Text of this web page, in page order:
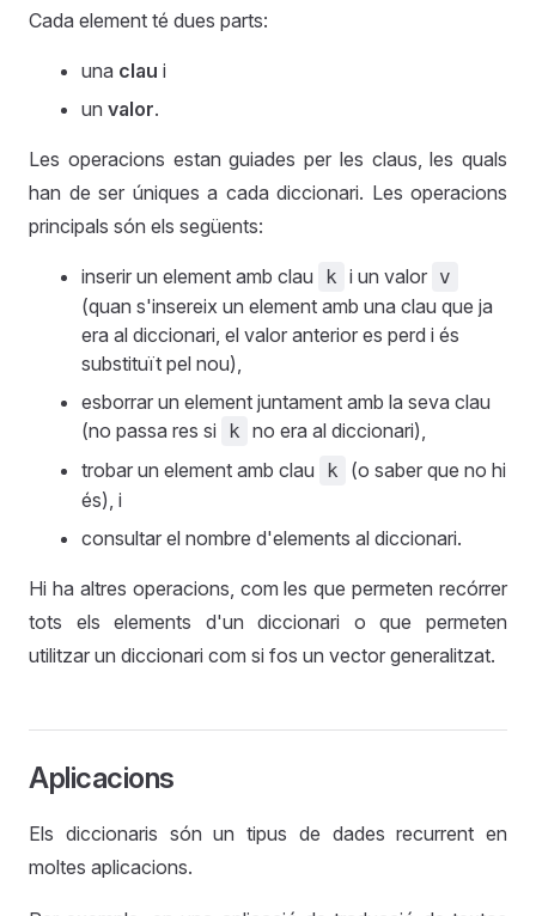
Cada element té dues parts:
una clau i
un valor.
Les operacions estan guiades per les claus, les quals
han de ser úniques a cada diccionari. Les operacions
principals són els següents:
inserir un element amb clau k i un valor v
(quan s'insereix un element amb una clau que ja
era al diccionari, el valor anterior es perd i és
substituït pel nou),
esborrar un element juntament amb la seva clau
(no passa res si
k no era al diccionari),
trobar un element amb clau
k
(o saber que no hi
és), i
consultar el nombre d'elements al diccionari.
Hi ha altres operacions, com les que permeten recórrer
tots els elements d'un diccionari o que permeten
utilitzar un diccionari com si fos un vector generalitzat.
Aplicacions
Els diccionaris són un tipus de dades recurrent en
moltes aplicacions.